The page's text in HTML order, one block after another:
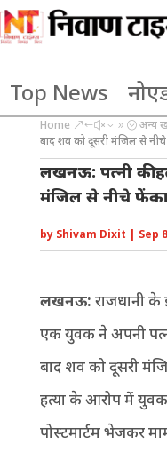
Top News
Home &#x39; अन्य
बाद शव को दूसरी मंजिल से नीचे
लखनऊ: पत्नी की
मंजिल से नीचे
by Shivam Dixit | Sep
लखनऊ: राजधानी के
एक युवक ने अपनी
बाद शव को दूसरी
हत्या के आरोप में
पोस्टमार्टम भेजकर